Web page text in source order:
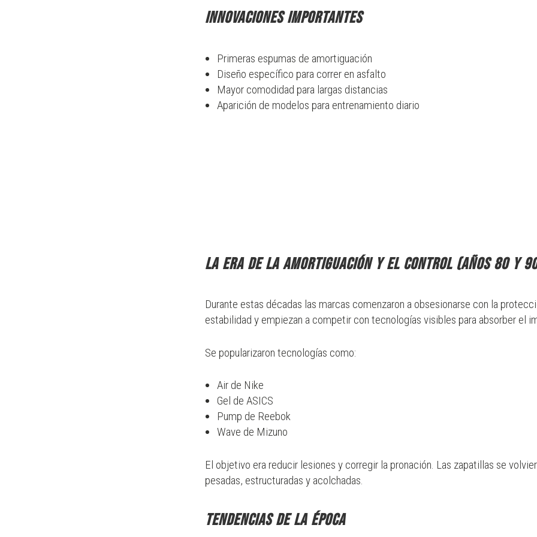
Innovaciones importantes
Primeras espumas de amortiguación
Diseño específico para correr en asfalto
Mayor comodidad para largas distancias
Aparición de modelos para entrenamiento diario
La era de la amortiguación y el control (años 80 y
Durante estas décadas las marcas comenzaron a obsesionarse con la
estabilidad y empiezan a competir con tecnologías visibles para absorber el
Se popularizaron tecnologías como:
Air de Nike
Gel de ASICS
Pump de Reebok
Wave de Mizuno
El objetivo era reducir lesiones y corregir la pronación. Las zapatillas se
pesadas, estructuradas y acolchadas.
Tendencias de la época